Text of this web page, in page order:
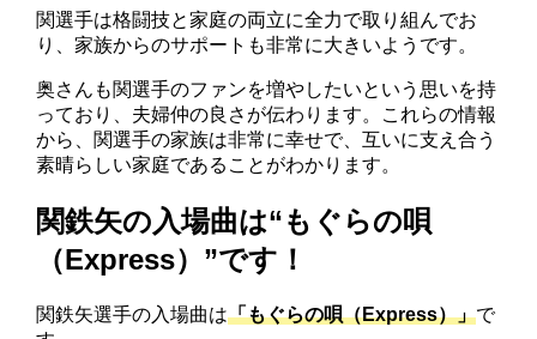
関選手は格闘技と家庭の両立に全力で取り組んでお
り、家族からのサポートも非常に大きいようです。
奥さんも関選手のファンを増やしたいという思いを持
っており、夫婦仲の良さが伝わります。これらの情報
から、関選手の家族は非常に幸せで、互いに支え合う
素晴らしい家庭であることがわかります。
関鉄矢の入場曲は“もぐらの唄
（Express）”です！
関鉄矢選手の入場曲は「もぐらの唄（Express）」で